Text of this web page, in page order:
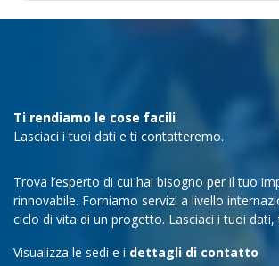
Ti rendiamo le cose facili
Lasciaci i tuoi dati e ti contatteremo.
Trova l’esperto di cui hai bisogno per il tuo
rinnovabile. Forniamo servizi a livello
ciclo di vita di un progetto. Lasciaci i tuoi
Visualizza le sedi e i dettagli di contatto